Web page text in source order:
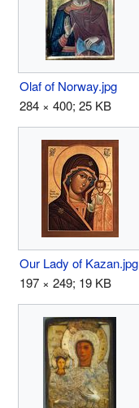
Olaf of Norway.jpg
284 × 400; 25 KB
Our Lady of Kazan.jpg
197 × 249; 19 KB